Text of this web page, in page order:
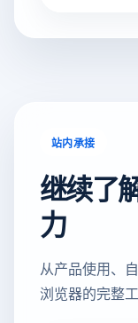
站内承接
继续了
力
从产品使用、
浏览器的完整工